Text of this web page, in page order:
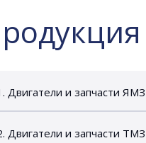
Двигатели и запчасти ЯМЗ
Двигатели и запчасти ТМЗ